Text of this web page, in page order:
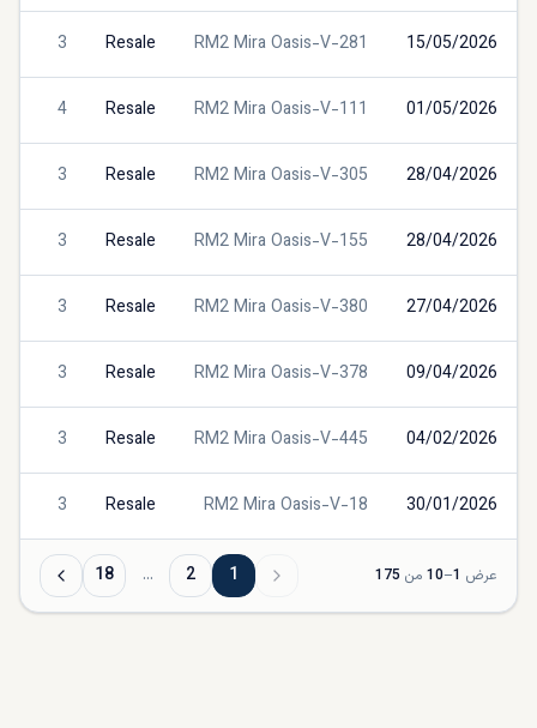
15/05/2026
RM2 Mira Oasis-V-281
Resale
3
01/05/2026
RM2 Mira Oasis-V-111
Resale
4
28/04/2026
RM2 Mira Oasis-V-305
Resale
3
28/04/2026
RM2 Mira Oasis-V-155
Resale
3
27/04/2026
RM2 Mira Oasis-V-380
Resale
3
09/04/2026
RM2 Mira Oasis-V-378
Resale
3
04/02/2026
RM2 Mira Oasis-V-445
Resale
3
30/01/2026
RM2 Mira Oasis-V-18
Resale
3
عرض 1
–
10 من 175
1
2
…
18